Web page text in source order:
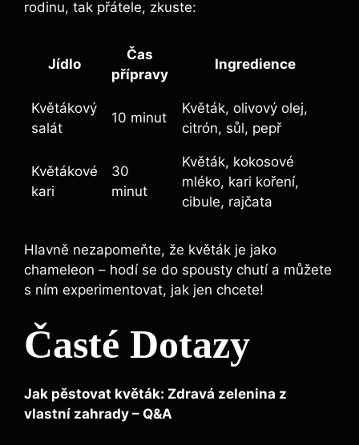
rodinu, tak přátele, zkuste:
Jídlo
Čas
přípravy
Ingredience
Květákový
salát
10 minut
Květák, olivový olej,
citrón, sůl, pepř
Květákové
kari
30
minut
Květák, kokosové
mléko, kari koření,
cibule, rajčata
Hlavně nezapomeňte, že květák je jako
chameleon – hodí se do spousty chutí a můžete
s ním experimentovat, jak jen chcete!
Časté Dotazy
Jak pěstovat květák: Zdravá zelenina z
vlastní zahrady – Q&A